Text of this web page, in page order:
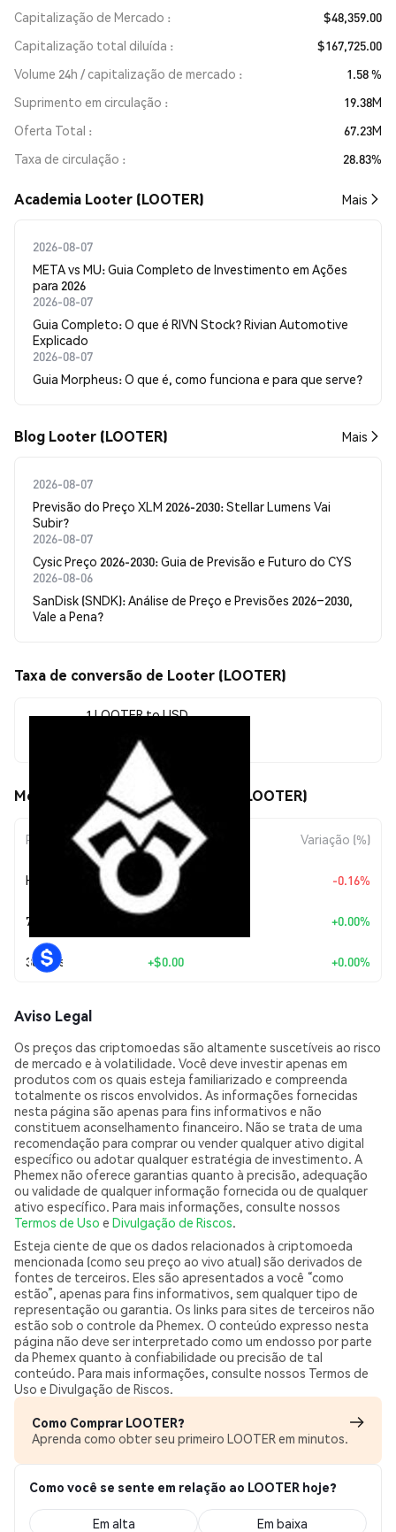
Capitalização de Mercado
$48,359.00
Capitalização total diluída
$167,725.00
Volume 24h / capitalização de mercado
1.58 %
Suprimento em circulação
19.38M
Oferta Total
67.23M
Taxa de circulação
28.83%
Academia Looter (LOOTER) Mais
2026-08-07
META vs MU: Guia Completo de Investimento em Ações
para 2026
2026-08-07
Guia Completo: O que é RIVN Stock? Rivian Automotive
Explicado
2026-08-07
Guia Morpheus: O que é, como funciona e para que serve?
Blog Looter (LOOTER) Mais
2026-08-07
Previsão do Preço XLM 2026-2030: Stellar Lumens Vai
Subir?
2026-08-07
Cysic Preço 2026-2030: Guia de Previsão e Futuro do CYS
2026-08-06
SanDisk (SNDK): Análise de Preço e Previsões 2026–2030,
Vale a Pena?
Taxa de conversão de Looter (LOOTER)
1 LOOTER to USD
$0.00249479
Movimentos de preço de Looter (LOOTER)
Período Variação do Valor Variação (%)
Hoje $-0.00000406 -0.16%
7 Dias +0.00%
30 Dias +$0.00 +0.00%
Aviso Legal
Os preços das criptomoedas são altamente suscetíveis ao risco
de mercado e à volatilidade. Você deve investir apenas em
produtos com os quais esteja familiarizado e compreenda
totalmente os riscos envolvidos. As informações fornecidas
nesta página são apenas para fins informativos e não
constituem aconselhamento financeiro. Não se trata de uma
recomendação para comprar ou vender qualquer ativo digital
específico ou adotar qualquer estratégia de investimento. A
Phemex não oferece garantias quanto à precisão, adequação
ou validade de qualquer informação fornecida ou de qualquer
ativo específico. Para mais informações, consulte nossos
Termos de Uso e Divulgação de Riscos.
Esteja ciente de que os dados relacionados à criptomoeda
mencionada (como seu preço ao vivo atual) são derivados de
fontes de terceiros. Eles são apresentados a você “como
estão”, apenas para fins informativos, sem qualquer tipo de
representação ou garantia. Os links para sites de terceiros não
estão sob o controle da Phemex. O conteúdo expresso nesta
página não deve ser interpretado como um endosso por parte
da Phemex quanto à confiabilidade ou precisão de tal
conteúdo. Para mais informações, consulte nossos Termos de
Uso e Divulgação de Riscos.
Como Comprar LOOTER?
Aprenda como obter seu primeiro LOOTER em minutos.
Como você se sente em relação ao LOOTER hoje?
Em alta Em baixa